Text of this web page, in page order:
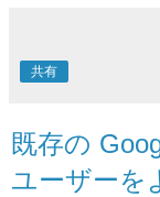
共有
既存の
ユーザーを